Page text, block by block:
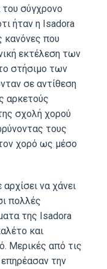
του σύγχρονο
ήταν η Isadora
κανόνες που
εκτέλεση των
στήσιμο των
σε αντίθεση
αρκετούς
σχολή χορού
τους
χορό ως μέσο
να χάνει
πολλές
της Isadora
και
Μερικές από τις
την